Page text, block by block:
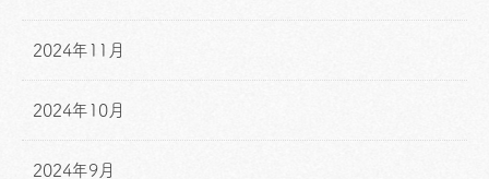
2024年11月
2024年10月
2024年9月